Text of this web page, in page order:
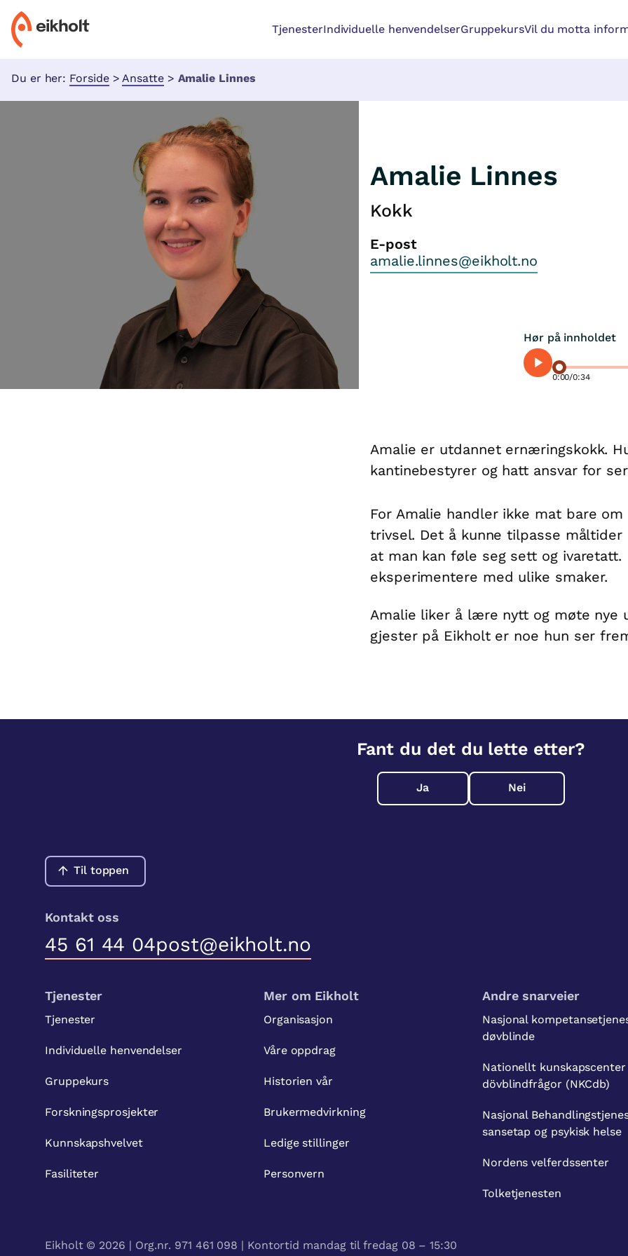
TjenesterIndividuelle henvendelserGruppekursVil du motta
Du er her: Forside > Ansatte > Amalie Linnes
Amalie Linnes
Kokk
E-post
amalie.linnes@eikholt.no
Hør på innholdet
0:00/0:34
Amalie er utdannet ernæringskokk.
kantinebestyrer og hatt ansvar for
For Amalie handler ikke mat bare
trivsel. Det å kunne tilpasse
at man kan føle seg sett og
eksperimentere med ulike smaker.
Amalie liker å lære nytt og møte nye
gjester på Eikholt er noe hun ser
Fant du det du lette etter?
Ja Nei
Til toppen
Kontakt oss
45 61 44 04post@eikholt.no
Tjenester
Tjenester
Individuelle henvendelser
Gruppekurs
Forskningsprosjekter
Kunnskapshvelvet
Fasiliteter
Mer om Eikholt
Organisasjon
Våre oppdrag
Historien vår
Brukermedvirkning
Ledige stillinger
Personvern
Andre snarveier
Nasjonal
døvblinde
Nationellt
dövblindfrågor (NKCdb)
Nasjonal
sansetap og psykisk helse
Nordens velferdssenter
Tolketjenesten
Eikholt © 2026 | Org.nr. 971 461 098 | Kontortid mandag til fredag 08 – 15:30